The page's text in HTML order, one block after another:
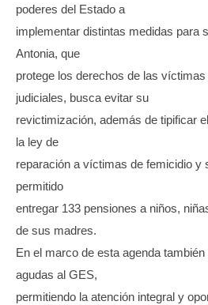
poderes del Estado a
implementar distintas medidas para
Antonia, que
protege los derechos de las
judiciales, busca evitar su
revictimización, además de tipificar
la ley de
reparación a víctimas de femicidio y
permitido
entregar 133 pensiones a niños,
de sus madres.
En el marco de esta agenda
agudas al GES,
permitiendo la atención integral y